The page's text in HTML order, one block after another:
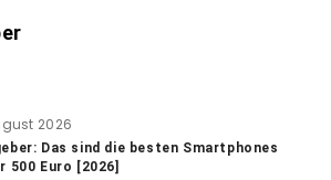
2026
Das sind die besten Smartphones
500 Euro [2026]